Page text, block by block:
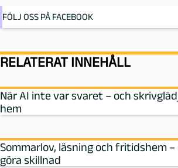
FÖLJ OSS PÅ FACEBOOK
RELATERAT INNEHÅLL
När AI inte var svaret – och
hem
Sommarlov, läsning och fritidshem
göra skillnad